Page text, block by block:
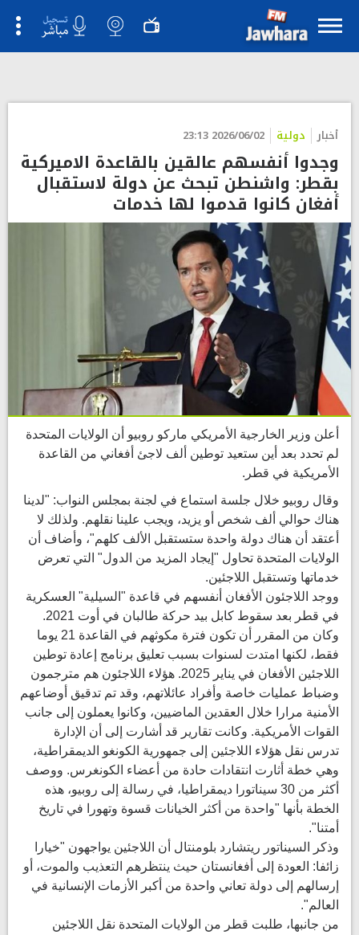
أخبار دولية 2026/06/02 23:13
وجدوا أنفسهم عالقين بالقاعدة الاميركية
بقطر: واشنطن تبحث عن دولة لاستقبال
أفغان كانوا قدموا لها خدمات
أعلن وزير الخارجية الأمريكي ماركو روبيو أن الولايات المتحدة
لم تحدد بعد أين ستعيد توطين ألف لاجئ أفغاني من القاعدة
الأمريكية في قطر.
وقال روبيو خلال جلسة استماع في لجنة بمجلس النواب: "لدينا
هناك حوالي ألف شخص أو يزيد، ويجب علينا نقلهم. ولذلك لا
أعتقد أن هناك دولة واحدة ستستقبل الألف كلهم"، وأضاف أن
الولايات المتحدة تحاول "إيجاد المزيد من الدول" التي تعرض
خدماتها وتستقبل اللاجئين.
ووجد اللاجئون الأفغان أنفسهم في قاعدة "السيلية" العسكرية
في قطر بعد سقوط كابل بيد حركة طالبان في أوت 2021.
وكان من المقرر أن تكون فترة مكوثهم في القاعدة 21 يوما
فقط، لكنها امتدت لسنوات بسبب تعليق برنامج إعادة توطين
اللاجئين الأفغان في يناير 2025. هؤلاء اللاجئون هم مترجمون
وضباط عمليات خاصة وأفراد عائلاتهم، وقد تم تدقيق أوضاعهم
الأمنية مرارا خلال العقدين الماضيين، وكانوا يعملون إلى جانب
القوات الأمريكية. وكانت تقارير قد أشارت إلى أن الإدارة
تدرس نقل هؤلاء اللاجئين إلى جمهورية الكونغو الديمقراطية،
وهي خطة أثارت انتقادات حادة من أعضاء الكونغرس. ووصف
أكثر من 30 سيناتورا ديمقراطيا، في رسالة إلى روبيو، هذه
الخطة بأنها "واحدة من أكثر الخيانات قسوة وتهورا في تاريخ
أمتنا".
وذكر السيناتور ريتشارد بلومنتال أن اللاجئين يواجهون "خيارا
زائفا: العودة إلى أفغانستان حيث ينتظرهم التعذيب والموت، أو
إرسالهم إلى دولة تعاني واحدة من أكبر الأزمات الإنسانية في
العالم".
من جانبها، طلبت قطر من الولايات المتحدة نقل اللاجئين